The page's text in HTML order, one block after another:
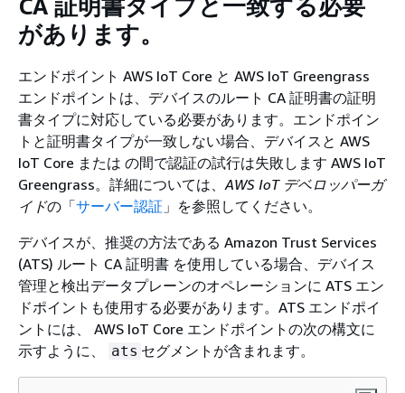
があります。
エンドポイント AWS IoT Core と AWS IoT Greengrass
エンドポイントは、デバイスのルート CA 証明書の証明
書タイプに対応している必要があります。エンドポイン
トと証明書タイプが一致しない場合、デバイスと AWS
IoT Core または の間で認証の試行は失敗します AWS IoT
Greengrass。詳細については、AWS IoT デベロッパーガ
イドの「サーバー認証 」を参照してください。
デバイスが、推奨の方法である Amazon Trust Services
(ATS) ルート CA 証明書 を使用している場合、デバイス
管理と検出データプレーンのオペレーションに ATS エン
ドポイントも使用する必要があります。ATS エンドポイ
ントには、 AWS IoT Core エンドポイントの次の構文に
示すように、
ats セグメントが含まれます。